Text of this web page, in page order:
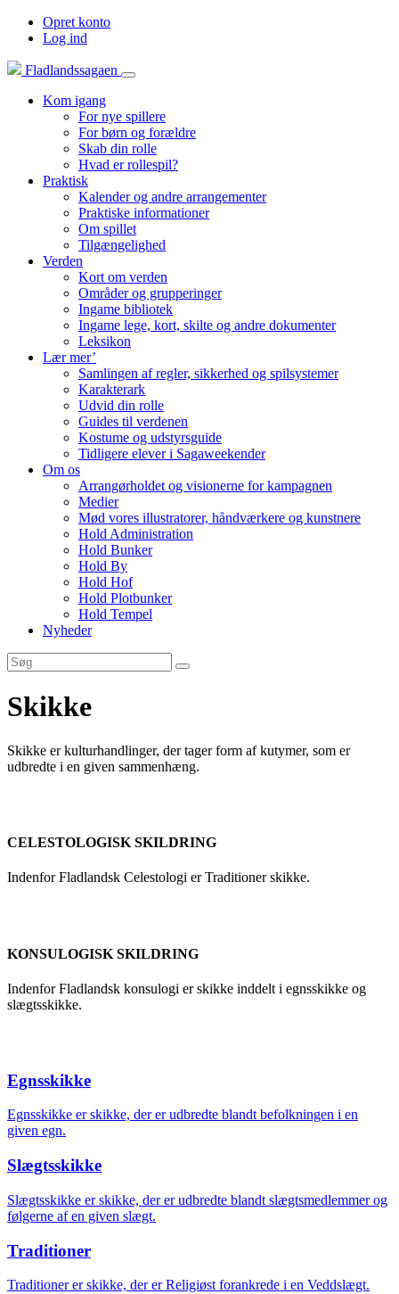
Opret konto
Log ind
Fladlandssagaen
Kom igang
For nye spillere
For børn og forældre
Skab din rolle
Hvad er rollespil?
Praktisk
Kalender og andre arrangementer
Praktiske informationer
Om spillet
Tilgængelighed
Verden
Kort om verden
Områder og grupperinger
Ingame bibliotek
Ingame lege, kort, skilte og andre dokumenter
Leksikon
Lær mer’
Samlingen af regler, sikkerhed og spilsystemer
Karakterark
Udvid din rolle
Guides til verdenen
Kostume og udstyrsguide
Tidligere elever i Sagaweekender
Om os
Arrangørholdet og visionerne for kampagnen
Medier
Mød vores illustratorer, håndværkere og kunstnere
Hold Administration
Hold Bunker
Hold By
Hold Hof
Hold Plotbunker
Hold Tempel
Nyheder
Skikke
Skikke er kulturhandlinger, der tager form af kutymer, som er
udbredte i en given sammenhæng.
CELESTOLOGISK SKILDRING
Indenfor Fladlandsk Celestologi er Traditioner skikke.
KONSULOGISK SKILDRING
Indenfor Fladlandsk konsulogi er skikke inddelt i egnsskikke og
slægtsskikke.
Egnsskikke
Egnsskikke er skikke, der er udbredte blandt befolkningen i en
given egn.
Slægtsskikke
Slægtsskikke er skikke, der er udbredte blandt slægtsmedlemmer og
følgerne af en given slægt.
Traditioner
Traditioner er skikke, der er Religiøst forankrede i en Veddslægt.